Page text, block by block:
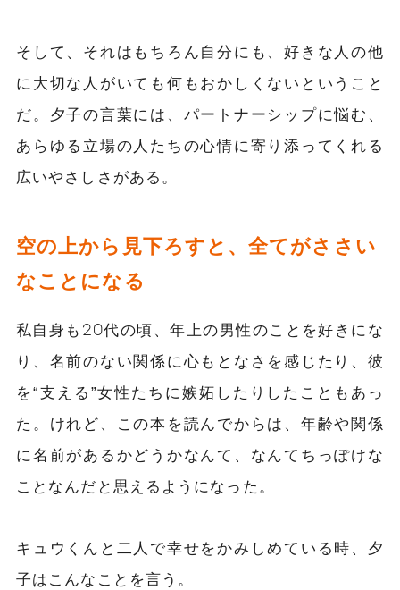
そして、それはもちろん自分にも、好きな人の他
に大切な人がいても何もおかしくないということ
だ。夕子の言葉には、パートナーシップに悩む、
あらゆる立場の人たちの心情に寄り添ってくれる
広いやさしさがある。
空の上から見下ろすと、全てがささい
なことになる
私自身も20代の頃、年上の男性のことを好きにな
り、名前のない関係に心もとなさを感じたり、彼
を“支える”女性たちに嫉妬したりしたこともあっ
た。けれど、この本を読んでからは、年齢や関係
に名前があるかどうかなんて、なんてちっぽけな
ことなんだと思えるようになった。
キュウくんと二人で幸せをかみしめている時、夕
子はこんなことを言う。